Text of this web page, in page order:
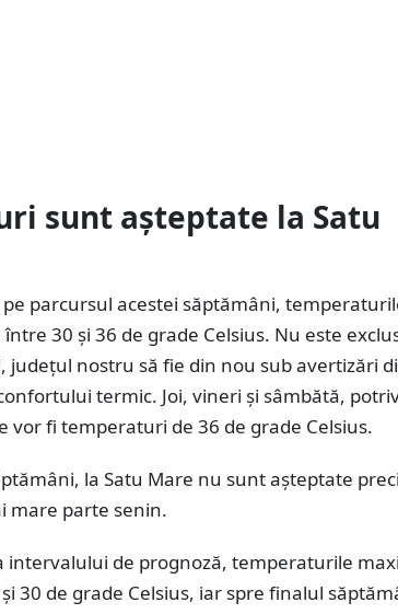
sunt așteptate la Satu
parcursul acestei săptămâni,
30 și 36 de grade Celsius. Nu este
județul nostru să fie din nou sub avertizări
termic. Joi, vineri și sâmbătă,
vor fi temperaturi de 36 de grade Celsius.
la Satu Mare nu sunt așteptate
mare parte senin.
intervalului de prognoză, temperaturile
30 de grade Celsius, iar spre finalul